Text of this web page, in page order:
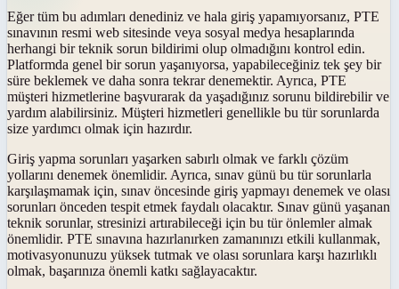
Eğer tüm bu adımları denediniz ve hala giriş yapamıyorsanız, PTE
sınavının resmi web sitesinde veya sosyal medya hesaplarında
herhangi bir teknik sorun bildirimi olup olmadığını kontrol edin.
Platformda genel bir sorun yaşanıyorsa, yapabileceğiniz tek şey bir
süre beklemek ve daha sonra tekrar denemektir. Ayrıca, PTE
müşteri hizmetlerine başvurarak da yaşadığınız sorunu bildirebilir ve
yardım alabilirsiniz. Müşteri hizmetleri genellikle bu tür sorunlarda
size yardımcı olmak için hazırdır.
Giriş yapma sorunları yaşarken sabırlı olmak ve farklı çözüm
yollarını denemek önemlidir. Ayrıca, sınav günü bu tür sorunlarla
karşılaşmamak için, sınav öncesinde giriş yapmayı denemek ve olası
sorunları önceden tespit etmek faydalı olacaktır. Sınav günü yaşanan
teknik sorunlar, stresinizi artırabileceği için bu tür önlemler almak
önemlidir. PTE sınavına hazırlanırken zamanınızı etkili kullanmak,
motivasyonunuzu yüksek tutmak ve olası sorunlara karşı hazırlıklı
olmak, başarınıza önemli katkı sağlayacaktır.